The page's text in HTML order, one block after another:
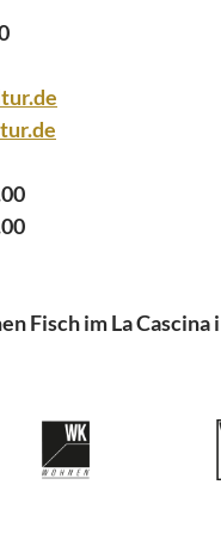
Fisch im La